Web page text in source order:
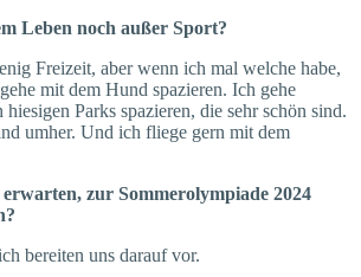
Leben noch außer Sport?
Freizeit, aber wenn ich mal welche habe,
mit dem Hund spazieren. Ich gehe
Parks spazieren, die sehr schön sind.
umher. Und ich fliege gern mit dem
zur Sommerolympiade 2024
bereiten uns darauf vor.